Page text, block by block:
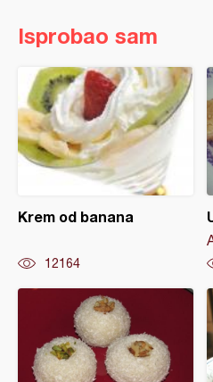
Isprobao sam
Krem od banana
12164